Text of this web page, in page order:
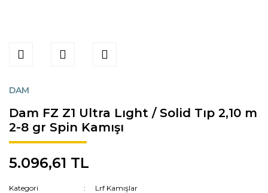
DAM
Dam FZ Z1 Ultra Lıght / Solid Tıp 2,10 m
2-8 gr Spin Kamışı
5.096,61 TL
Kategori
Lrf Kamışlar